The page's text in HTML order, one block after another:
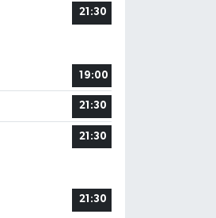
21:30
19:00
21:30
21:30
21:30